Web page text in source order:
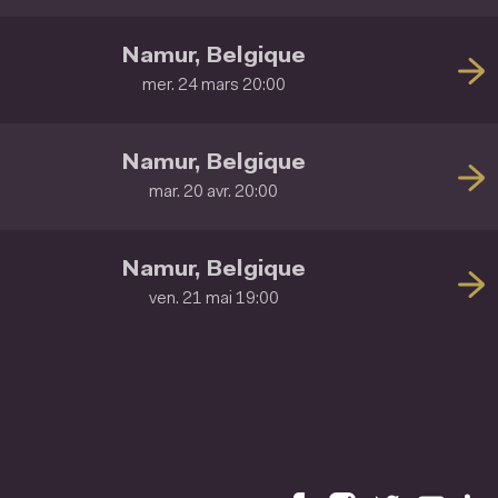
Namur, Belgique
mer. 24 mars 20:00
Namur, Belgique
mar. 20 avr. 20:00
Namur, Belgique
ven. 21 mai 19:00